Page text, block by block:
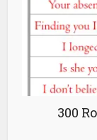
300